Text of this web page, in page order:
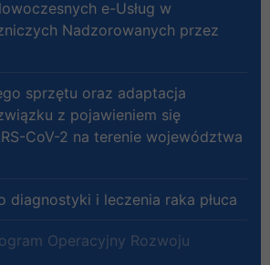
e-Usług w
Nadzorowanych przez
sprzętu oraz adaptacja
z pojawieniem się
CoV-2 na terenie województwa
diagnostyki i leczenia raka płuca
Operacyjny Rozwoju